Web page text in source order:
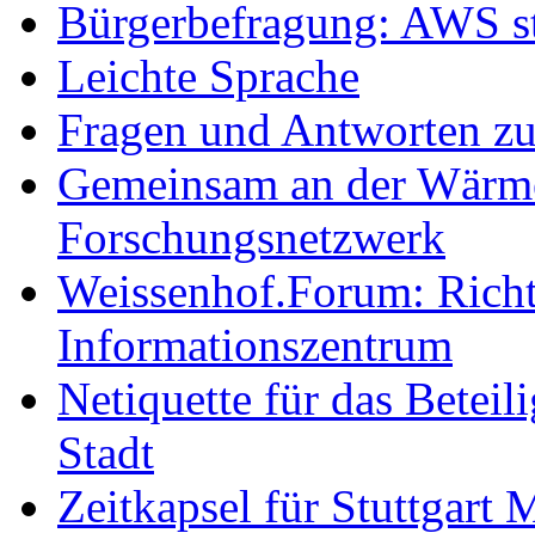
Bürgerbefragung: AWS
Leichte Sprache
Fragen und Antworten
Gemeinsam an der
Forschungsnetzwerk
Weissenhof.Forum:
Informationszentrum
Netiquette für das
Stadt
Zeitkapsel für Stuttgart